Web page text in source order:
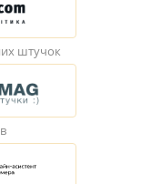
штучок